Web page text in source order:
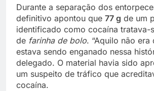
Durante a separação dos
definitivo apontou que 77 g de um
identificado como cocaína tratava-
de farinha de bolo. “Aquilo não
estava sendo enganado nessa
delegado. O material havia sido
um suspeito de tráfico que
cocaína.